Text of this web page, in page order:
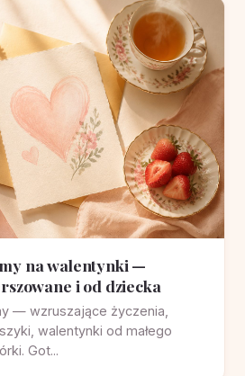
na walentynki —
i od dziecka
— wzruszające życzenia,
walentynki od małego
Got...